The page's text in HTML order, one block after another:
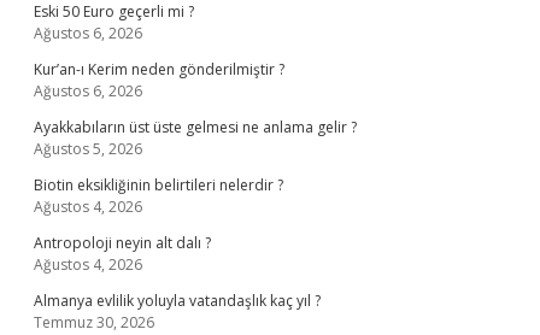
Eski 50 Euro geçerli mi ?
Ağustos 6, 2026
Kur’an-ı Kerim neden gönderilmiştir ?
Ağustos 6, 2026
Ayakkabıların üst üste gelmesi ne anlama gelir ?
Ağustos 5, 2026
Biotin eksikliğinin belirtileri nelerdir ?
Ağustos 4, 2026
Antropoloji neyin alt dalı ?
Ağustos 4, 2026
Almanya evlilik yoluyla vatandaşlık kaç yıl ?
Temmuz 30, 2026